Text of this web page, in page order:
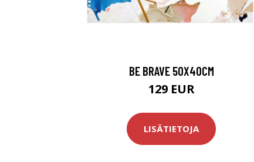
BE BRAVE 50X40CM
129 EUR
LISÄTIETOJA